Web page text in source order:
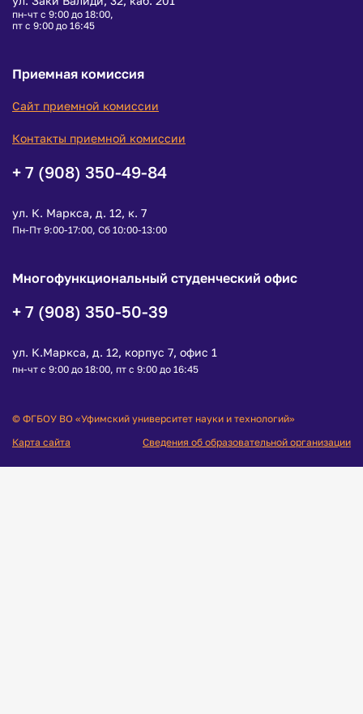
пн-чт с 9:00 до 18:00,
пт с 9:00 до 16:45
Приемная комиссия
Сайт приемной комиссии
Контакты приемной комиссии
+ 7 (908) 350-49-84
ул. К. Маркса, д. 12, к. 7
Пн-Пт 9:00-17:00, Сб 10:00-13:00
Многофункциональный студенческий офис
+ 7 (908) 350-50-39
ул. К.Маркса, д. 12, корпус 7, офис 1
пн-чт с 9:00 до 18:00, пт с 9:00 до 16:45
© ФГБОУ ВО «Уфимский университет науки и технологий»
Карта сайта
Сведения об образовательной организации